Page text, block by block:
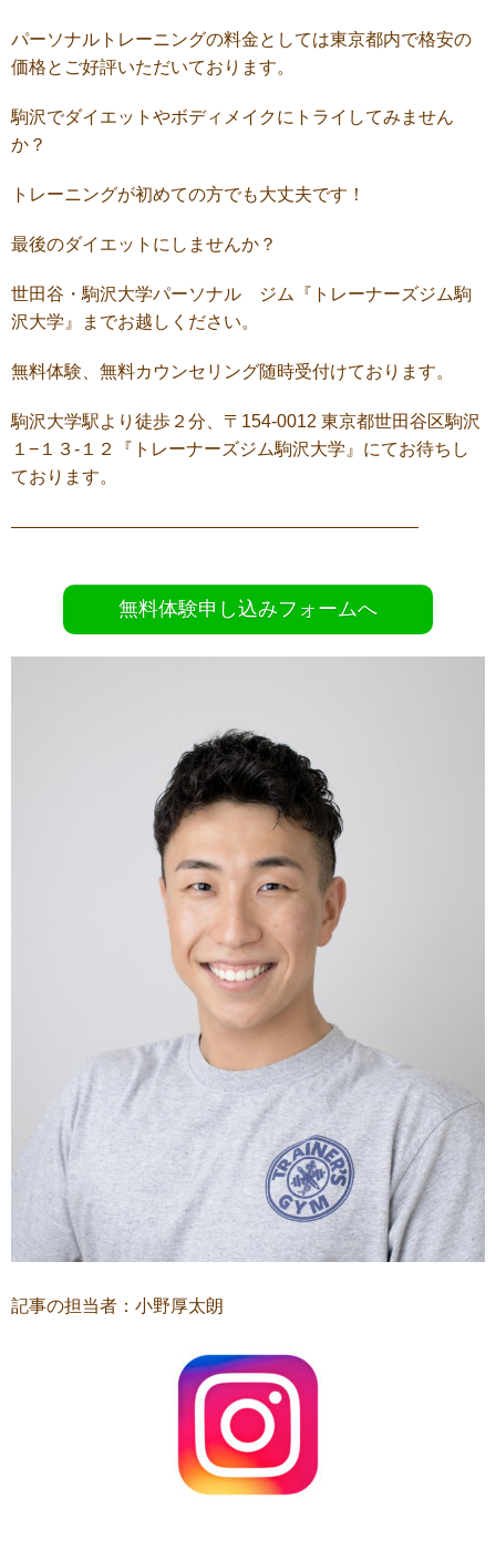
パーソナルトレーニングの料金としては東京都内で格安の
価格とご好評いただいております。
駒沢でダイエットやボディメイクにトライしてみません
か？
トレーニングが初めての方でも大丈夫です！
最後のダイエットにしませんか？
世田谷・駒沢大学パーソナル ジム『トレーナーズジム駒
沢大学』までお越しください。
無料体験、無料カウンセリング随時受付けております。
駒沢大学駅より徒歩２分、〒154-0012 東京都世田谷区駒沢
１−１３-１２『トレーナーズジム駒沢大学』にてお待ちし
ております。
———————————————————————
無料体験申し込みフォームへ
記事の担当者：小野厚太朗